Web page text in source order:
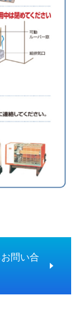
問い合